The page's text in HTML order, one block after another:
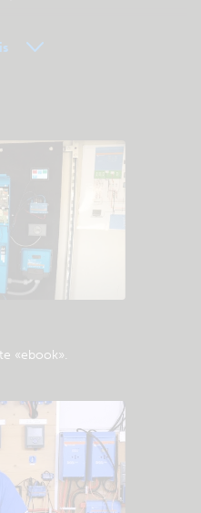
Remota
da comunidade
geral
«ebook».